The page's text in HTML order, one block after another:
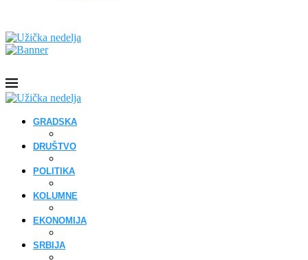
GRADSKA
DRUŠTVO
POLITIKA
KOLUMNE
EKONOMIJA
SRBIJA